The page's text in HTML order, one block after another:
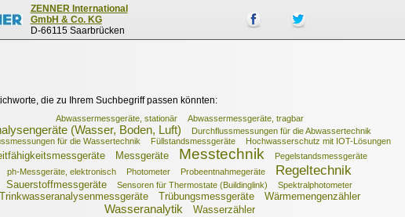
ZENNER International
GmbH & Co. KG
D-66115 Saarbrücken
die zu Ihrem Suchbegriff passen könnten:
Abwassermessgeräte, stationär Abwassermessgeräte, tragbar
(Wasser, Boden, Luft)
Durchflussmessungen für die Abwassertechnik
für die Wassertechnik
Füllstandsmessgeräte Hochwasserschutz mit IOT-Lösungen
Messgeräte Messtechnik
Pegelstandsmessgeräte
ph-Messgeräte, elektronisch
Photometer Probeentnahmegeräte Regeltechnik
Sauerstoffmessgeräte Sensoren für Thermostate (Buildinglink) Spektralphotometer
Trinkwasseranalysenmessgeräte Trübungsmessgeräte Wärmemengenzähler
Wasseranalytik Wasserzähler